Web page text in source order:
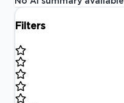
Filters